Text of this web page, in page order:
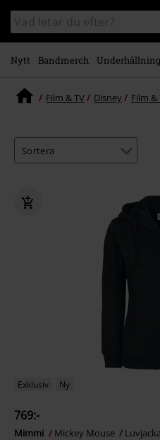
Gå till
huvudinnehåll
Sök
i
katalogen
Nytt Bandmerch Underhållning
Film & TV Disney Film &
Exklusiv Ny
769:-
Mimmi Mickey Mouse Luvjacka